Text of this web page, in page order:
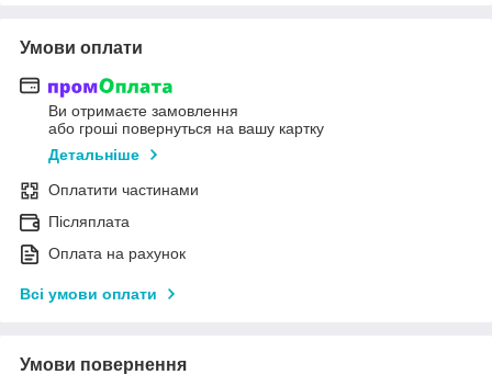
Умови оплати
Ви отримаєте замовлення
або гроші повернуться на вашу картку
Детальніше
Оплатити частинами
Післяплата
Оплата на рахунок
Всі умови оплати
Умови повернення